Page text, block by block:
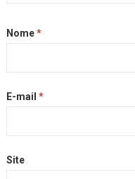
Nome*
E-mail *
Site